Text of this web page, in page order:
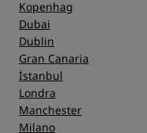
Kopenhag
Dubai
Dublin
Gran Canaria
İstanbul
Londra
Manchester
Milano